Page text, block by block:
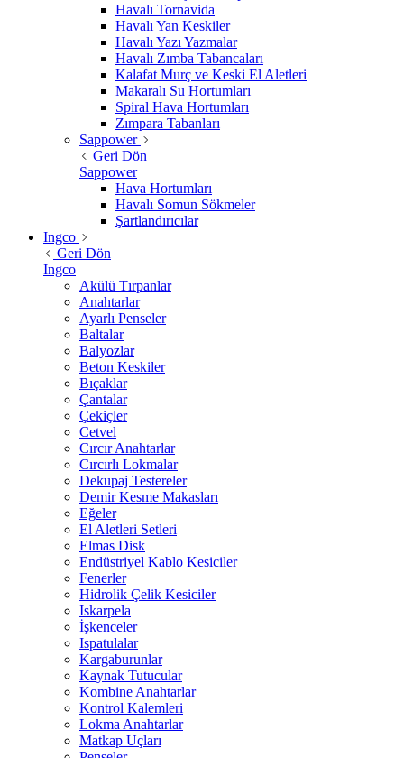
Havalı Tornavida
Havalı Yan Keskiler
Havalı Yazı Yazmalar
Havalı Zımba Tabancaları
Kalafat Murç ve Keski El Aletleri
Makaralı Su Hortumları
Spiral Hava Hortumları
Zımpara Tabanları
Sappower
Geri Dön
Sappower
Hava Hortumları
Havalı Somun Sökmeler
Şartlandırıcılar
Ingco
Geri Dön
Ingco
Akülü Tırpanlar
Anahtarlar
Ayarlı Penseler
Baltalar
Balyozlar
Beton Keskiler
Bıçaklar
Çantalar
Çekiçler
Cetvel
Cırcır Anahtarlar
Cırcırlı Lokmalar
Dekupaj Testereler
Demir Kesme Makasları
Eğeler
El Aletleri Setleri
Elmas Disk
Endüstriyel Kablo Kesiciler
Fenerler
Hidrolik Çelik Kesiciler
Iskarpela
İşkenceler
Ispatulalar
Kargaburunlar
Kaynak Tutucular
Kombine Anahtarlar
Kontrol Kalemleri
Lokma Anahtarlar
Matkap Uçları